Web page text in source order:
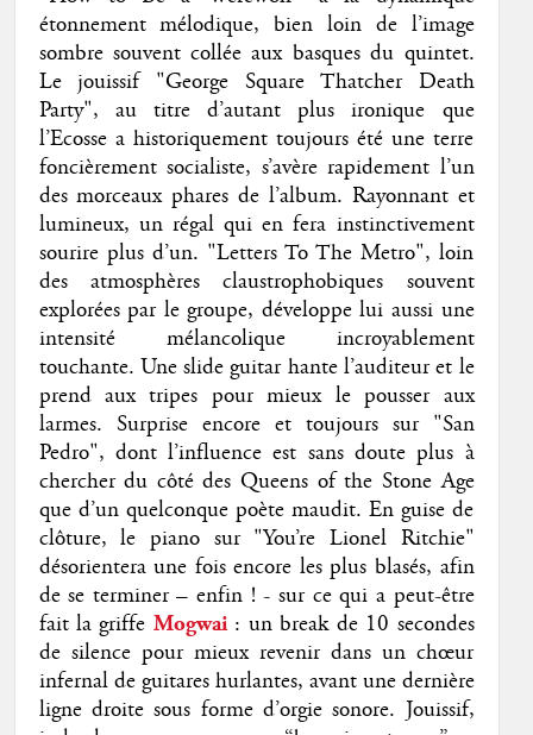
étonnement mélodique, bien loin de l’image
sombre souvent collée aux basques du quintet.
Le jouissif "George Square Thatcher Death
Party", au titre d’autant plus ironique que
l’Ecosse a historiquement toujours été une terre
foncièrement socialiste, s’avère rapidement l’un
des morceaux phares de l’album. Rayonnant et
lumineux, un régal qui en fera instinctivement
sourire plus d’un. "Letters To The Metro", loin
des atmosphères claustrophobiques souvent
explorées par le groupe, développe lui aussi une
intensité mélancolique incroyablement
touchante. Une slide guitar hante l’auditeur et le
prend aux tripes pour mieux le pousser aux
larmes. Surprise encore et toujours sur "San
Pedro", dont l’influence est sans doute plus à
chercher du côté des Queens of the Stone Age
que d’un quelconque poète maudit. En guise de
clôture, le piano sur "You’re Lionel Ritchie"
désorientera une fois encore les plus blasés, afin
de se terminer – enfin ! - sur ce qui a peut-être
fait la griffe Mogwai : un break de 10 secondes
de silence pour mieux revenir dans un chœur
infernal de guitares hurlantes, avant une dernière
ligne droite sous forme d’orgie sonore. Jouissif,